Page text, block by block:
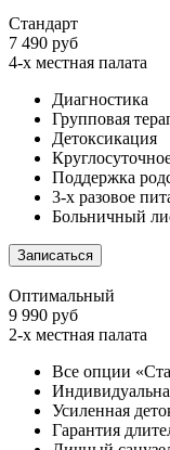
Стандарт
7 490 руб
4-х местная палата
Диагностика
Групповая
Детоксикация
Поддержка
3-х разовое
Больничный
Записаться
Оптимальный
9 990 руб
2-х местная палата
Все опции
Усиленная
Гарантия